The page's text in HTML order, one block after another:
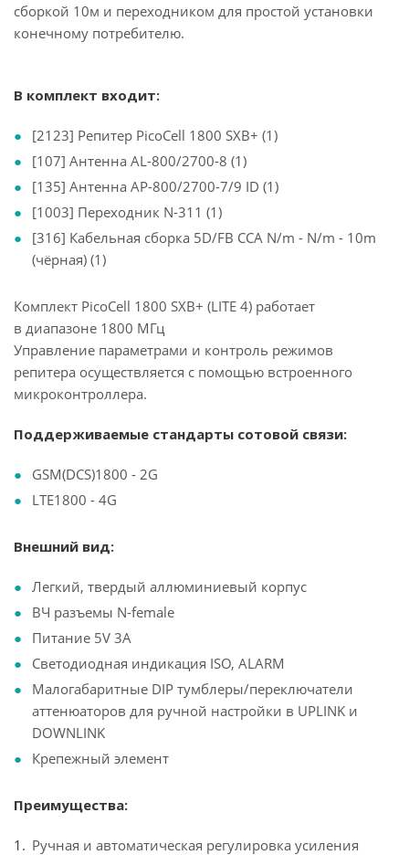
сборкой 10м и переходником для простой установки
конечному потребителю.
В комплект входит:
[2123] Репитер PicoCell 1800 SXB+ (1)
[107] Антенна AL-800/2700-8 (1)
[135] Антенна AP-800/2700-7/9 ID (1)
[1003] Переходник N-311 (1)
[316] Кабельная сборка 5D/FB CCA N/m - N/m - 10m
(чёрная) (1)
Комплект PicoCell 1800 SXB+ (LITE 4) работает
в диапазоне 1800 МГц
Управление параметрами и контроль режимов
репитера осуществляется с помощью встроенного
микроконтроллера.
Поддерживаемые стандарты сотовой связи:
GSM(DCS)1800 - 2G
LTE1800 - 4G
Внешний вид:
Легкий, твердый аллюминиевый корпус
ВЧ разъемы N-female
Питание 5V 3A
Светодиодная индикация ISO, ALARM
Малогабаритные DIP тумблеры/переключатели
аттенюаторов для ручной настройки в UPLINK и
DOWNLINK
Крепежный элемент
Преимущества:
Ручная и автоматическая регулировка усиления